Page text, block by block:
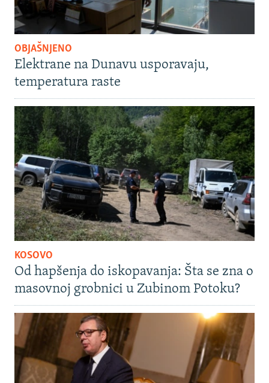
OBJAŠNJENO
Elektrane na Dunavu usporavaju,
temperatura raste
KOSOVO
Od hapšenja do iskopavanja: Šta se zna o
masovnoj grobnici u Zubinom Potoku?